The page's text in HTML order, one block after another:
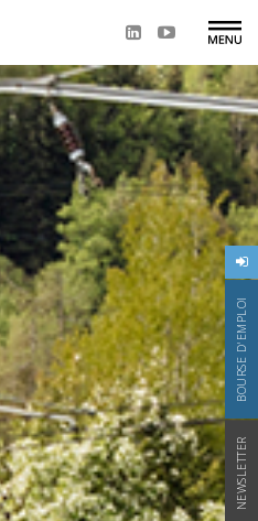
BOURSE D'EMPLOI
NEWSLETTER